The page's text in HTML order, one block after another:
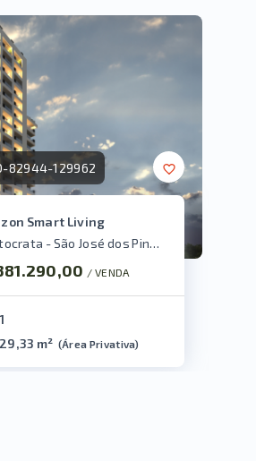
82944-129962
Smart Living
Aristocrata - São José dos Pinhais/PR
/ VENDA
1
29,33 m² (Área Privativa)